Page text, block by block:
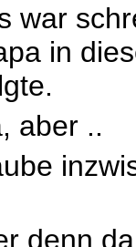
war
in
aber ..
denn